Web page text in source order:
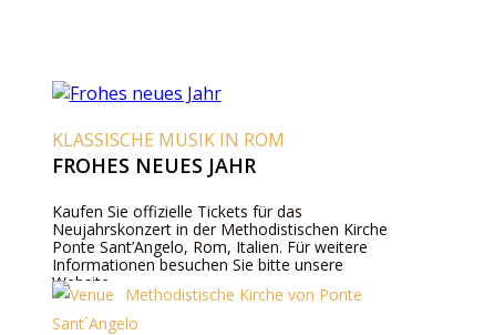
KLASSISCHE MUSIK IN ROM
FROHES NEUES JAHR
Kaufen Sie offizielle Tickets für das
Neujahrskonzert in der Methodistischen Kirche
Ponte Sant’Angelo, Rom, Italien. Für weitere
Informationen besuchen Sie bitte unsere
Website.
Methodistische Kirche von Ponte
Sant´Angelo